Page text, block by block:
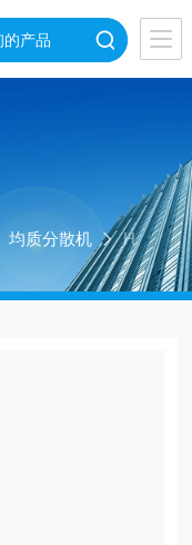
均质分散机
H